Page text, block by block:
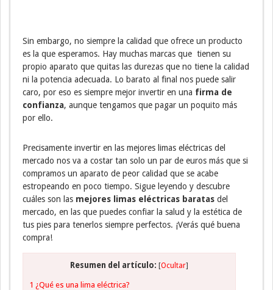
Sin embargo, no siempre la calidad que ofrece un producto
es la que esperamos. Hay muchas marcas que tienen su
propio aparato que quitas las durezas que no tiene la calidad
ni la potencia adecuada. Lo barato al final nos puede salir
caro, por eso es siempre mejor invertir en una firma de
confianza, aunque tengamos que pagar un poquito más
por ello.
Precisamente invertir en las mejores limas eléctricas del
mercado nos va a costar tan solo un par de euros más que si
compramos un aparato de peor calidad que se acabe
estropeando en poco tiempo. Sigue leyendo y descubre
cuáles son las mejores limas eléctricas baratas del
mercado, en las que puedes confiar la salud y la estética de
tus pies para tenerlos siempre perfectos. ¡Verás qué buena
compra!
Resumen del artículo: [Ocultar]
1 ¿Qué es una lima eléctrica?